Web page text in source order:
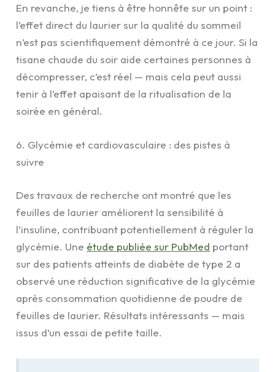
En revanche, je tiens à être honnête sur un point :
l’effet direct du laurier sur la qualité du sommeil
n’est pas scientifiquement démontré à ce jour. Si la
tisane chaude du soir aide certaines personnes à
décompresser, c’est réel — mais cela peut aussi
tenir à l’effet apaisant de la ritualisation de la
soirée en général.
6. Glycémie et cardiovasculaire : des pistes à
suivre
Des travaux de recherche ont montré que les
feuilles de laurier améliorent la sensibilité à
l’insuline, contribuant potentiellement à réguler la
glycémie. Une étude publiée sur PubMed portant
sur des patients atteints de diabète de type 2 a
observé une réduction significative de la glycémie
après consommation quotidienne de poudre de
feuilles de laurier. Résultats intéressants — mais
issus d’un essai de petite taille.